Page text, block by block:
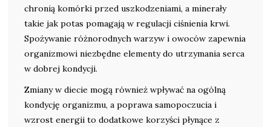
chronią komórki przed uszkodzeniami, a minerały
takie jak potas pomagają w regulacji ciśnienia krwi.
Spożywanie różnorodnych warzyw i owoców zapewnia
organizmowi niezbędne elementy do utrzymania serca
w dobrej kondycji.
Zmiany w diecie mogą również wpływać na ogólną
kondycję organizmu, a poprawa samopoczucia i
wzrost energii to dodatkowe korzyści płynące z